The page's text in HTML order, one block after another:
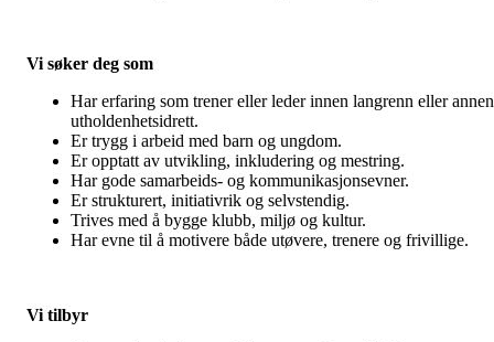
Vi søker deg som
Har erfaring som trener eller leder innen langrenn eller annen
utholdenhetsidrett.
Er trygg i arbeid med barn og ungdom.
Er opptatt av utvikling, inkludering og mestring.
Har gode samarbeids- og kommunikasjonsevner.
Er strukturert, initiativrik og selvstendig.
Trives med å bygge klubb, miljø og kultur.
Har evne til å motivere både utøvere, trenere og frivillige.
Vi tilbyr